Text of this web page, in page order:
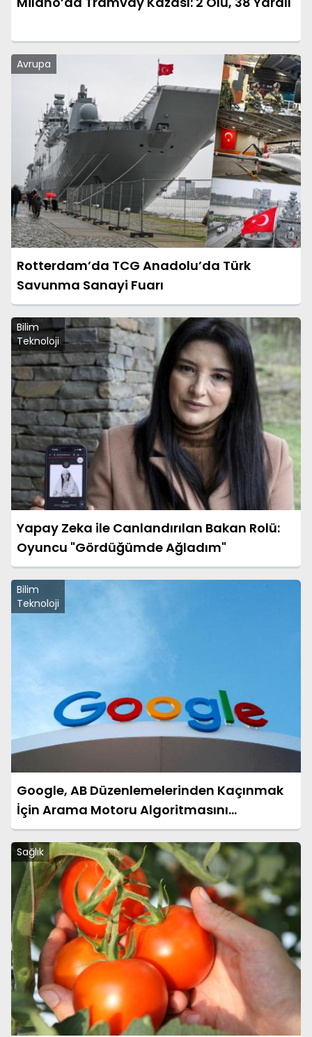
Avrupa
Rotterdam’da TCG Anadolu’da Türk
Savunma Sanayi Fuarı
Bilim
Teknoloji
Yapay Zeka ile Canlandırılan Bakan Rolü:
Oyuncu "Gördüğümde Ağladım"
Bilim
Teknoloji
Google, AB Düzenlemelerinden Kaçınmak
İçin Arama Motoru Algoritmasını
Değiştiriyor
Sağlık